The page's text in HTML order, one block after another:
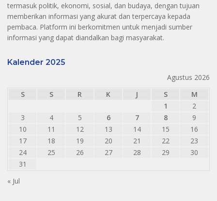
termasuk politik, ekonomi, sosial, dan budaya, dengan tujuan
memberikan informasi yang akurat dan terpercaya kepada
pembaca. Platform ini berkomitmen untuk menjadi sumber
informasi yang dapat diandalkan bagi masyarakat.
Kalender 2025
Agustus 2026
S
S R K J S
M
1
2
3
4 5 6 7 8
9
10
11 12 13 14 15
16
17
18 19 20 21 22
23
24
25 26 27 28 29
30
31
« Jul